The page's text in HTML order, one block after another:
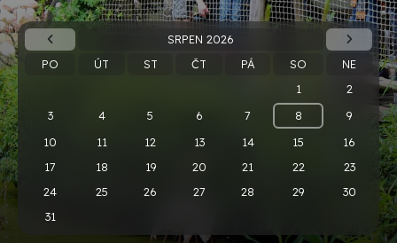
SRPEN 2026
PO
ÚT ST ČT PÁ SO
NE
1
2
3
4 5 6 7 8
9
10
11 12 13 14 15
16
17
18 19 20 21 22
23
24
25 26 27 28 29
30
31